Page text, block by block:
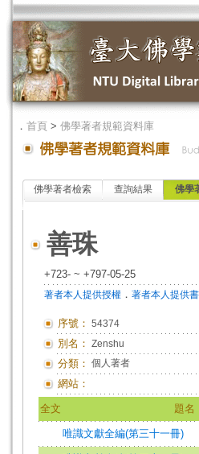
． 首頁 > 佛學著者規範資料庫
佛學著者檢索 查詢結果 佛學
善珠
+723- ~ +797-05-25
著者本人提供授權 ． 著者本人提供書
序號： 54374
別名： Zenshu
分類： 個人著者
網站：
全文 題名
唯識文獻全編(第三十一冊)